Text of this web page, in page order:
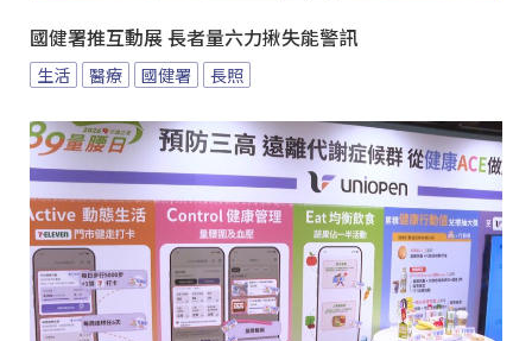
國健署推互動展 長者量六力揪失能警訊
生活 醫療 國健署 長照